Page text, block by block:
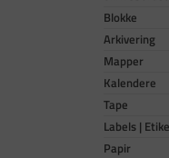
Blokke
Arkivering
Mapper
Kalendere
Tape
Labels |
Papir